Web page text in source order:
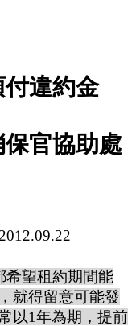
違約金
官協助處
希望租約期間能
就得留意可能發
以1年為期，提前